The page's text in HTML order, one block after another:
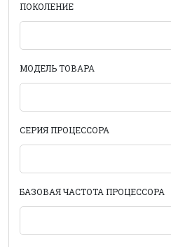
ПОКОЛЕНИЕ
МОДЕЛЬ ТОВАРА
СЕРИЯ ПРОЦЕССОРА
БАЗОВАЯ ЧАСТОТА ПРОЦЕССОРА